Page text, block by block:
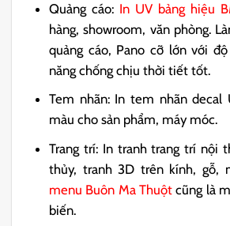
Quảng cáo: In UV bảng hiệu
hàng, showroom, văn phòng.
quảng cáo, Pano cỡ lớn với
năng chống chịu thời tiết tốt.
Tem nhãn: In tem nhãn decal
màu cho sản phẩm, máy móc.
Trang trí: In tranh trang trí nội
thủy, tranh 3D trên kính, gỗ,
menu Buôn Ma Thuộtcũng là
biến.